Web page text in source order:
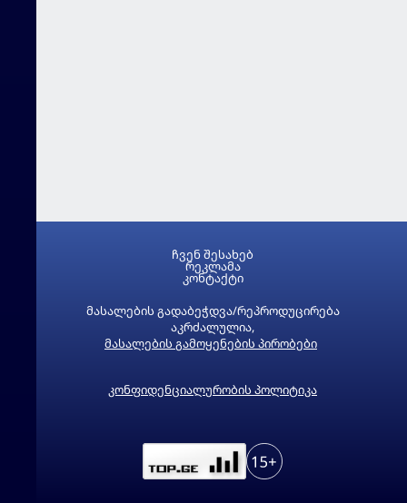
მასალების გადაბეჭდვა/რეპროდუცირება
აკრძალულია,
მასალების გამოყენების პირობები
კონფიდენციალურობის პოლიტიკა
ჩვენ შესახებ
რეკლამა
კონტაქტი